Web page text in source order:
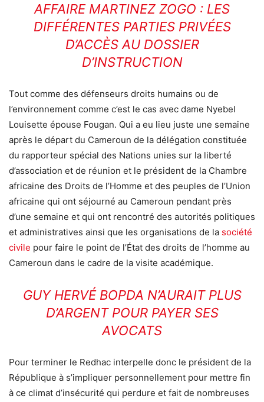
AFFAIRE MARTINEZ ZOGO : LES
DIFFÉRENTES PARTIES PRIVÉES
D’ACCÈS AU DOSSIER
D’INSTRUCTION
Tout comme des défenseurs droits humains ou de
l’environnement comme c’est le cas avec dame Nyebel
Louisette épouse Fougan. Qui a eu lieu juste une semaine
après le départ du Cameroun de la délégation constituée
du rapporteur spécial des Nations unies sur la liberté
d’association et de réunion et le président de la Chambre
africaine des Droits de l’Homme et des peuples de l’Union
africaine qui ont séjourné au Cameroun pendant près
d’une semaine et qui ont rencontré des autorités politiques
et administratives ainsi que les organisations de la société
civile pour faire le point de l’État des droits de l’homme au
Cameroun dans le cadre de la visite académique.
GUY HERVÉ BOPDA N’AURAIT PLUS
D’ARGENT POUR PAYER SES
AVOCATS
Pour terminer le Redhac interpelle donc le président de la
République à s’impliquer personnellement pour mettre fin
à ce climat d’insécurité qui perdure et fait de nombreuses